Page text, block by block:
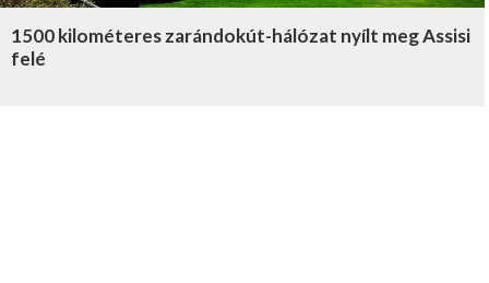
1500 kilométeres zarándokút-hálózat nyílt meg Assisi
felé